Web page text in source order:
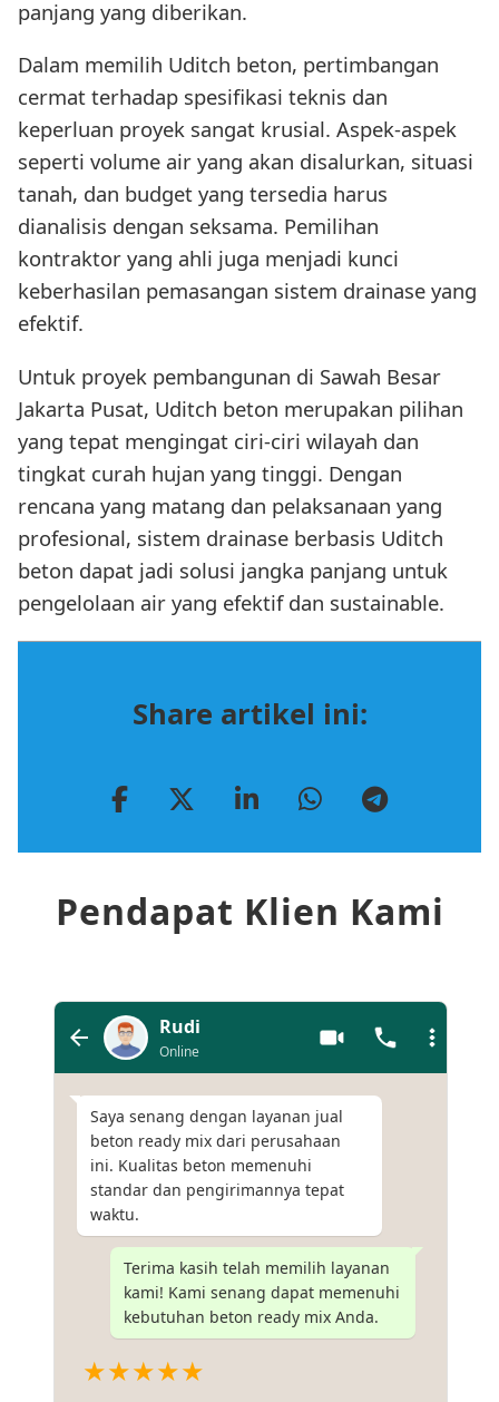
panjang yang diberikan.
Dalam memilih Uditch beton, pertimbangan
cermat terhadap spesifikasi teknis dan
keperluan proyek sangat krusial. Aspek-aspek
seperti volume air yang akan disalurkan, situasi
tanah, dan budget yang tersedia harus
dianalisis dengan seksama. Pemilihan
kontraktor yang ahli juga menjadi kunci
keberhasilan pemasangan sistem drainase yang
efektif.
Untuk proyek pembangunan di Sawah Besar
Jakarta Pusat, Uditch beton merupakan pilihan
yang tepat mengingat ciri-ciri wilayah dan
tingkat curah hujan yang tinggi. Dengan
rencana yang matang dan pelaksanaan yang
profesional, sistem drainase berbasis Uditch
beton dapat jadi solusi jangka panjang untuk
pengelolaan air yang efektif dan sustainable.
Share artikel ini:
Pendapat Klien Kami
Rudi
Online
Saya senang dengan layanan jual
beton ready mix dari perusahaan
ini. Kualitas beton memenuhi
standar dan pengirimannya tepat
waktu.
Terima kasih telah memilih layanan
kami! Kami senang dapat memenuhi
kebutuhan beton ready mix Anda.
★★★★★